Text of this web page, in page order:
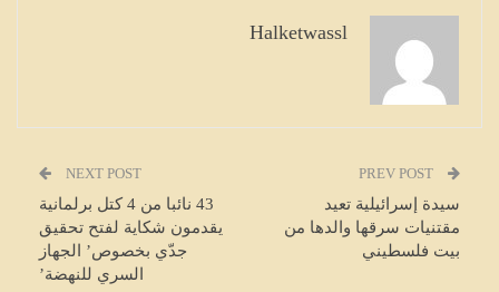
Halketwassl
سيدة إسرائيلية تعيد
مقتنيات سرقها والدها من
بيت فلسطيني
NEXT POST
43 نائبا من 4 كتل برلمانية
يقدمون شكاية لفتح تحقيق
جدّي بخصوص’ الجهاز
السري للنهضة’